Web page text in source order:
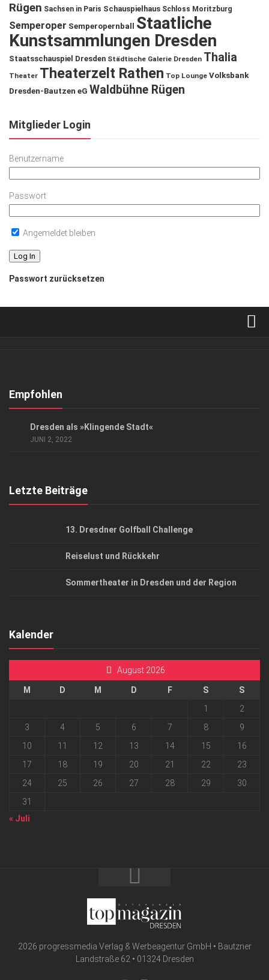
Rügen Sachsen in Paris Schauspielhaus Schloss Moritzburg
Semperoper Semperopernball
Staatliche
Kunstsammlungen Dresden
Staatsschauspiel Dresden Städtische Galerie Dresden Thalia
Theater Theaterzelt Rathen Top Lounge Volksbank
Dresden-Bautzen eG Waldbühne Rügen
Mitglieder Login
Benutzername
Passwort
Angemeldet bleiben
Passwort zurücksetzen
Kontakt, Impressum
Empfohlen
Dresden als »Klingende Stadt«
JUNI 2, 2022
Letzte Beiträge
13. Dresdner Golfball Challenge
Reiselust und Rückkehr
Sommertheater in Dresden und der Region
Kalender
August 2026
M D M D F S
S
1
2
3
4 5 6 7 8
9
10
11 12 13 14 15
16
17
18 19 20 21 22
23
24
25 26 27 28 29
30
31
« Juli
2026 progressmedia Verlag & Werbeagentur GmbH • Bautzner
Landstraße 62 • 01324 Dresden